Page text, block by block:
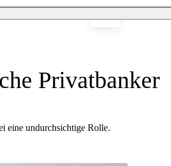
Licht aus
Privatbanker
eine undurchsichtige Rolle.